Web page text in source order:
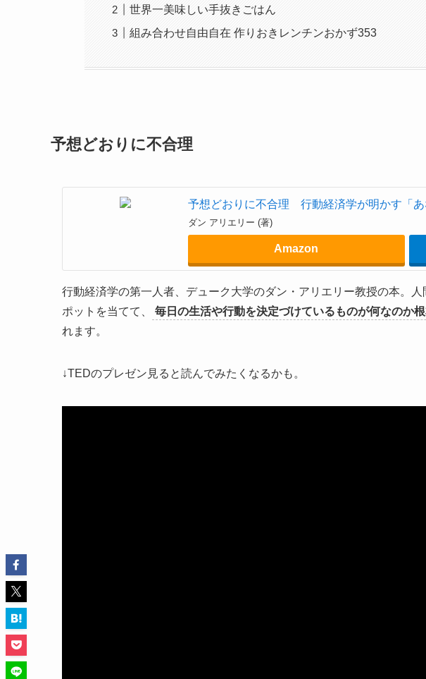
世界一美味しい手抜きごはん
組み合わせ自由自在 作りおきレンチンおかず353
予想どおりに不合理
予想どおりに不合理 行動経済学が明かす「あ
ダン アリエリー (著)
Amazon
行動経済学の第一人者、デューク大学のダン・アリエリー教授の本。
ポットを当てて、
毎日の生活や行動を決定づけているものが何なのか
れます。
↓TEDのプレゼン見ると読んでみたくなるかも。